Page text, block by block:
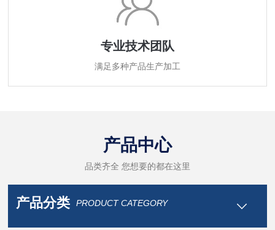
专业技术团队
满足多种产品生产加工
产品中心
品类齐全 您想要的都在这里
产品分类 PRODUCT CATEGORY